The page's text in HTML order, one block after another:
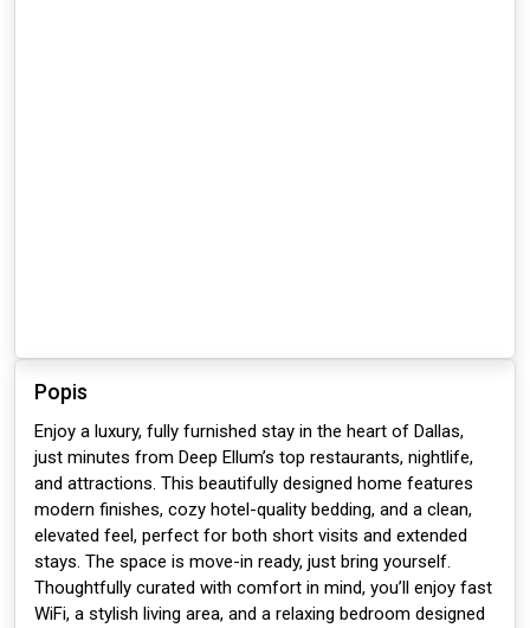
Popis
Enjoy a luxury, fully furnished stay in the heart of Dallas,
just minutes from Deep Ellum’s top restaurants, nightlife,
and attractions. This beautifully designed home features
modern finishes, cozy hotel-quality bedding, and a clean,
elevated feel, perfect for both short visits and extended
stays. The space is move-in ready, just bring yourself.
Thoughtfully curated with comfort in mind, you’ll enjoy fast
WiFi, a stylish living area, and a relaxing bedroom designed